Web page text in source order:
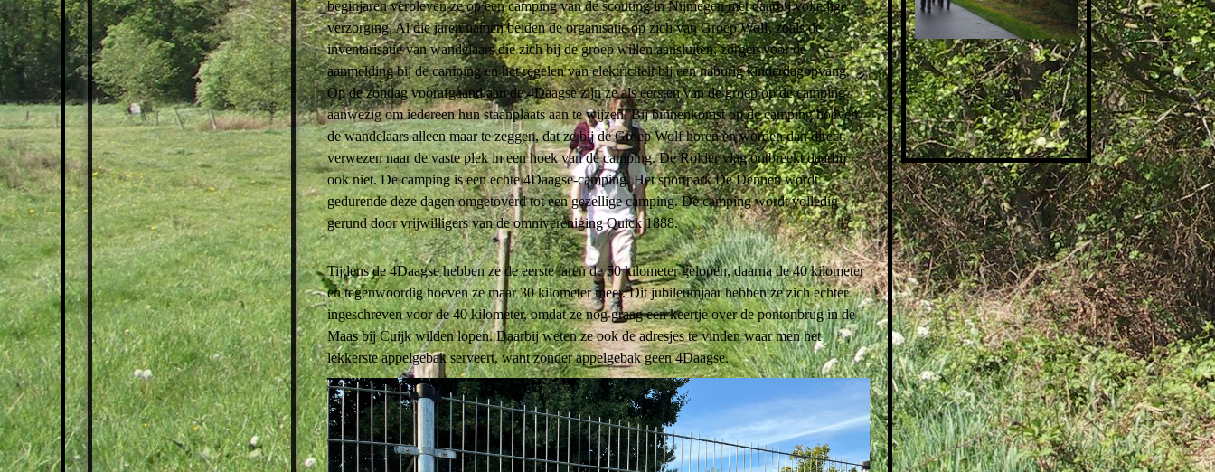
beginjaren verbleven ze op een camping van de scouting in Nijmegen met daarbij volledige
verzorging. Al die jaren namen beiden de organisatie op zich van Groep Wolf, zoals de
inventarisatie van wandelaars die zich bij de groep willen aansluiten, zorgen voor de
aanmelding bij de camping en het regelen van elektriciteit bij een naburig kinderdagopvang.
Op de zondag voorafgaand aan de 4Daagse zijn ze als eersten van de groep op de camping
aanwezig om iedereen hun staanplaats aan te wijzen. Bij binnenkomst op de camping hoeven
de wandelaars alleen maar te zeggen, dat ze bij de Groep Wolf horen en worden dan direct
verwezen naar de vaste plek in een hoek van de camping. De Rolder vlag ontbreekt daarbij
ook niet. De camping is een echte 4Daagse-camping. Het sportpark De Dennen wordt
gedurende deze dagen omgetoverd tot een gezellige camping. De camping wordt volledig
gerund door vrijwilligers van de omnivereniging Quick 1888.
Tijdens de 4Daagse hebben ze de eerste jaren de 50 kilometer gelopen, daarna de 40 kilometer
en tegenwoordig hoeven ze maar 30 kilometer meer. Dit jubileumjaar hebben ze zich echter
ingeschreven voor de 40 kilometer, omdat ze nog graag een keertje over de pontonbrug in de
Maas bij Cuijk wilden lopen. Daarbij weten ze ook de adresjes te vinden waar men het
lekkerste appelgebak serveert, want zonder appelgebak geen 4Daagse.